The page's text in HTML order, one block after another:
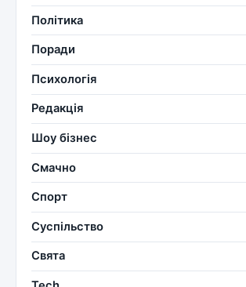
Політика
Поради
Психологія
Редакція
Шоу бізнес
Смачно
Спорт
Суспільство
Свята